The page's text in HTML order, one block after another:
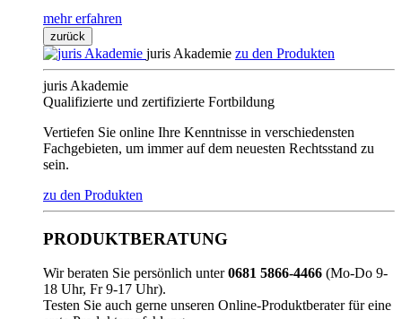
mehr erfahren
zurück
juris Akademie zu den Produkten
juris Akademie
Qualifizierte und zertifizierte Fortbildung
Vertiefen Sie online Ihre Kenntnisse in verschiedensten
Fachgebieten, um immer auf dem neuesten Rechtsstand zu
sein.
zu den Produkten
PRODUKTBERATUNG
Wir beraten Sie persönlich unter0681 5866-4466 (Mo-Do 9-
18 Uhr, Fr 9-17 Uhr).
Testen Sie auch gerne unseren Online-Produktberater für eine